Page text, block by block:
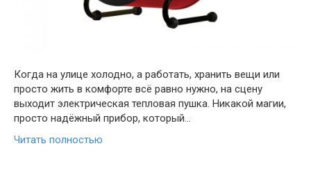
Когда на улице холодно, а работать, хранить вещи или
просто жить в комфорте всё равно нужно, на сцену
выходит электрическая тепловая пушка. Никакой магии,
просто надёжный прибор, который…
Читать полностью